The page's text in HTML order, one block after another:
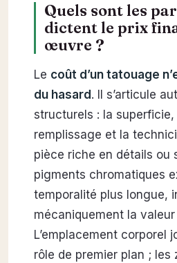
Quels sont les
dictent le prix
œuvre ?
Le coût d’un tatouage
du hasard . Il s’articule
structurels : la
remplissage et la
pièce riche en détails ou
pigments chromatiques
temporalité plus longue,
mécaniquement la
L’emplacement corporel
rôle de premier plan ; les